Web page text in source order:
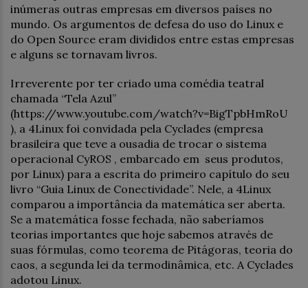
inúmeras outras empresas em diversos países no
mundo. Os argumentos de defesa do uso do Linux e
do Open Source eram divididos entre estas empresas
e alguns se tornavam livros.
Irreverente por ter criado uma comédia teatral
chamada “Tela Azul”
(https://www.youtube.com/watch?v=BigTpbHmRoU
), a 4Linux foi convidada pela Cyclades (empresa
brasileira que teve a ousadia de trocar o sistema
operacional CyROS , embarcado em seus produtos,
por Linux) para a escrita do primeiro capítulo do seu
livro “Guia Linux de Conectividade”. Nele, a 4Linux
comparou a importância da matemática ser aberta.
Se a matemática fosse fechada, não saberíamos
teorias importantes que hoje sabemos através de
suas fórmulas, como teorema de Pitágoras, teoria do
caos, a segunda lei da termodinâmica, etc. A Cyclades
adotou Linux.